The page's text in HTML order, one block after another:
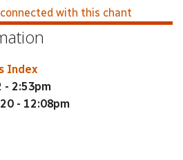
with this chant
Index
- 2:53pm
- 12:08pm